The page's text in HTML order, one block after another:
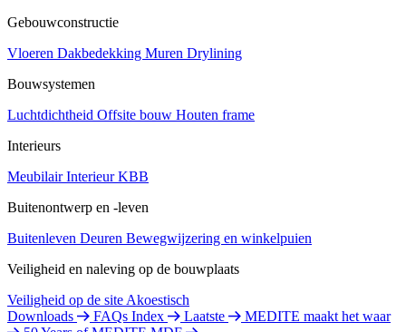
Gebouwconstructie
Vloeren Dakbedekking Muren Drylining
Bouwsystemen
Luchtdichtheid Offsite bouw Houten frame
Interieurs
MeubilairInterieurKBB
Buitenontwerp en -leven
Buitenleven Deuren Bewegwijzering en winkelpuien
Veiligheid en naleving op de bouwplaats
Veiligheid op de site Akoestisch
Downloads
FAQs Index Laatste
MEDITE maakt het waar